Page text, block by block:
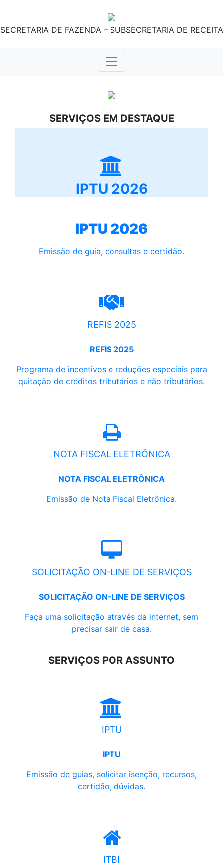
SECRETARIA DE FAZENDA – SUBSECRETARIA DE RECEITA
SERVIÇOS EM DESTAQUE
IPTU 2026
IPTU 2026
Emissão de guia, consultas e certidão.
REFIS 2025
REFIS 2025
Programa de incentivos e reduções especiais para
quitação de créditos tributários e não tributários.
NOTA FISCAL ELETRÔNICA
NOTA FISCAL ELETRÔNICA
Emissão de Nota Fiscal Eletrônica.
SOLICITAÇÃO ON-LINE DE SERVIÇOS
SOLICITAÇÃO ON-LINE DE SERVIÇOS
Faça uma solicitação através da internet, sem
precisar sair de casa.
SERVIÇOS POR ASSUNTO
IPTU
IPTU
Emissão de guias, solicitar isenção, recursos,
certidão, dúvidas.
ITBI